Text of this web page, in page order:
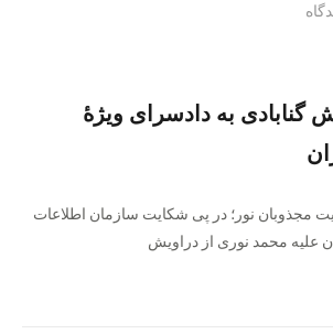
گنابادی به دادسرای ویژهٔ
مجذوبان نور؛ در پی شکایت سازمان اطلاعات
علیه محمد نوری از دراویش